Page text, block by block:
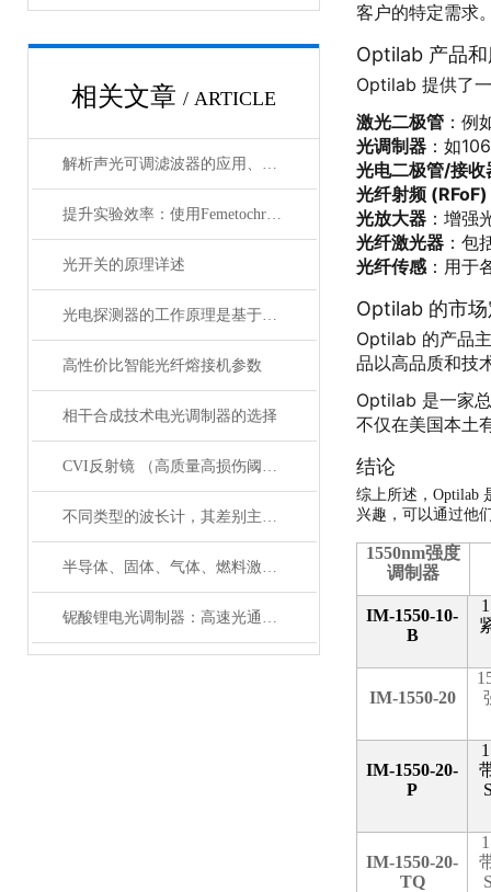
相关文章 / ARTICLE
解析声光可调滤波器的应用、原理以及使用特点
提升实验效率：使用Femetochrome快速扫描自相关仪的优势
光开关的原理详述
光电探测器的工作原理是基于光电效应
高性价比智能光纤熔接机参数
相干合成技术电光调制器的选择
CVI反射镜 （高质量高损伤阈值反射镜）产品介绍
不同类型的波长计，其差别主要体现在以下这些地方
半导体、固体、气体、燃料激光器有哪些典型应用？
铌酸锂电光调制器：高速光通信的关键技术
客户的特定需求
Optilab 产品
Optilab 提供了
激光二极管 ：例
光调制器 ：如
光电二极管/接收
光纤射频 (RFoF)
光放大器 ：增强
光纤激光器 ：包
光纤传感：用于
Optilab 的市
Optilab 的产品
品以高品质和技
Optilab 是一家
不仅在美国本土
结论
综上所述，Optilab
兴趣，可以通过他
1550nm强度
调制器
IM-1550-10-
B
IM-1550-20
IM-1550-20-
P
IM-1550-20-
TQ